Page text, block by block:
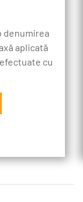
denumirea
aplicată
cu